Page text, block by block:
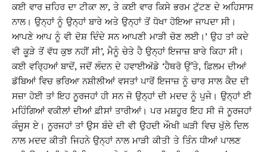
ਕਈ ਵਾਰ ਜ਼ਹਿਰ ਦਾ ਟੀਕਾ ਲਾ, ਤੇ ਕਈ ਵਾਰ ਕਿਸੇ ਭਰਮ ਟੁੱਟਣ ਦੇ ਅਹਿਸਾਸ
ਨਾਲ। ਉਨ੍ਹਾਂ ਨੂੰ ਉਨ੍ਹਾਂ ਬਾਰੇ ਅਤੇ ਉਨ੍ਹਾਂ ਤੋਂ ਧੋਖਾ ਹੋਇਆ ਜਾਪਦਾ ਸੀ।
ਆਪਣੇ ਆਪ ਨੂੰ ਵੀ ਦੋਸ਼ ਦਿੰਦੇ ਸਨ ਆਪਣੀ ਮਾੜੀ ਚੋਣ ਲਈ।’ ਉਹ ਤਾਂ ਕਦੇ
ਵੀ ਕੂੜੇ ਤੋਂ ਵੱਧ ਕੁਝ ਨਹੀਂ ਸੀ’, ਮੈਨੂੰ ਚੇਤੇ ਹੈ ਉਨ੍ਹਾਂ ਇਜਾਜ਼ ਬਾਰੇ ਕਿਹਾ ਸੀ।
ਕਈ ਵਰ੍ਹਿਆਂ ਬਾਦੋਂ, ਜਦੋਂ ਲੰਦਨ ਦੇ ਹਵਾਈਅੱਡੇ ‘ਹੈਥਰੋ ਉੱਤੇ, ਫ਼ਿਲਮ ਦੀਆਂ
ਡੱਬਿਆਂ ਵਿਚ ਭਰਿਆ ਨਸ਼ੀਲੀਆਂ ਵਸਤਾਂ ਪਾਰੋਂ ਇਜਾਜ਼ ਨੂੰ ਚਾਰ ਸਾਲ ਕੈਦ ਦੀ
ਸਜ਼ਾ ਹੋਈ ਤਾਂ ਇਹ ਨੂਰਜਹਾਂ ਹੀ ਸਨ ਜੋ ਉਨ੍ਹਾਂ ਦੀ ਮਦਦ ਨੂੰ ਪੁਜੇ। ਉਨ੍ਹਾਂ ਈ
ਮਹਿੰਗਿਆਂ ਵਕੀਲਾਂ ਦੀਆਂ ਫ਼ੀਸਾਂ ਤਾਰੀਆਂ। ਪਰ ਮਸ਼ਹੂਰ ਇਹ ਸੀ ਜੋ ਨੂਰਜਹਾਂ
ਕੰਜੂਸ ਏ। ਨੂਰਜਹਾਂ ਤਾਂ ਉਸ ਬੰਦੇ ਦੀ ਵੀ ਉਹਦੀ ਔਖੀ ਘੜੀ ਵਿਚ ਖੁੱਲੇ ਦਿਲ
ਨਾਲ ਮਦਦ ਕੀਤੀ ਜਿਹਨੇ ਉਨ੍ਹਾਂ ਨਾਲ ਮਾੜੀ ਕੀਤੀ ਤੇ ਤਿੰਨ ਧੀਆਂ ਪਾਲਣ